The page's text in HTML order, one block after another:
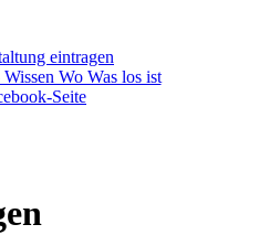
eintragen
Seite